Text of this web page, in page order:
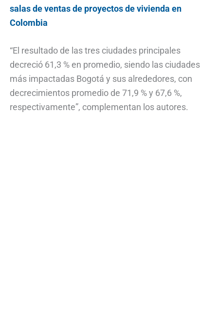
salas de ventas de proyectos de vivienda en
Colombia
“El resultado de las tres ciudades principales
decreció 61,3 % en promedio, siendo las ciudades
más impactadas Bogotá y sus alrededores, con
decrecimientos promedio de 71,9 % y 67,6 %,
respectivamente”, complementan los autores.